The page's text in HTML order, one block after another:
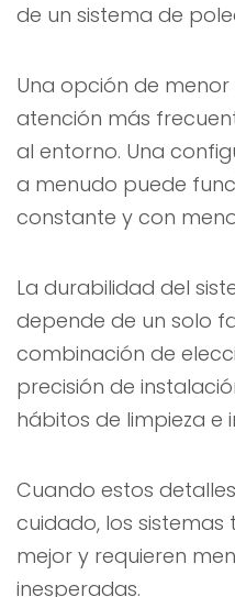
de un sistema de
Una opción de
atención más
al entorno. Una
a menudo puede
constante y con
La durabilidad del
depende de un solo
combinación de
precisión de
hábitos de limpieza e
Cuando estos
cuidado, los
mejor y requieren
inesperadas.